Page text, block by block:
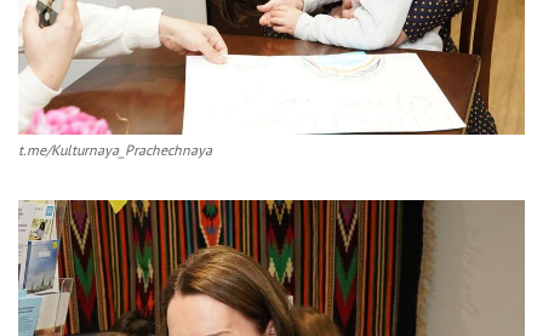
t.me/Kulturnaya_Prachechnaya